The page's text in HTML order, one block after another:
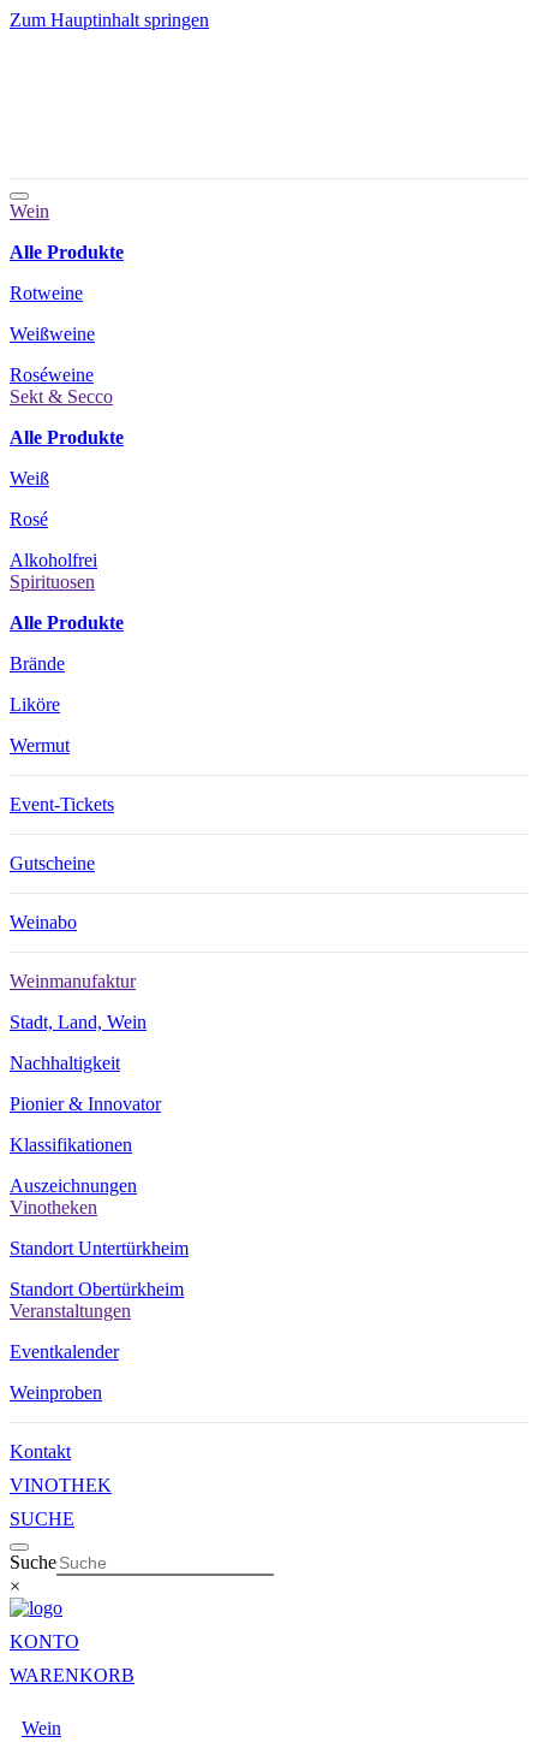
Zum Hauptinhalt springen
Wein
Alle Produkte
Rotweine
Weißweine
Roséweine
Sekt & Secco
Alle Produkte
Weiß
Rosé
Alkoholfrei
Spirituosen
Alle Produkte
Brände
Liköre
Wermut
Event-Tickets
Gutscheine
Weinabo
Weinmanufaktur
Stadt, Land, Wein
Nachhaltigkeit
Pionier & Innovator
Klassifikationen
Auszeichnungen
Vinotheken
Standort Untertürkheim
Standort Obertürkheim
Veranstaltungen
Eventkalender
Weinproben
Kontakt
VINOTHEK
SUCHE
Suche
×
KONTO
WARENKORB
Wein